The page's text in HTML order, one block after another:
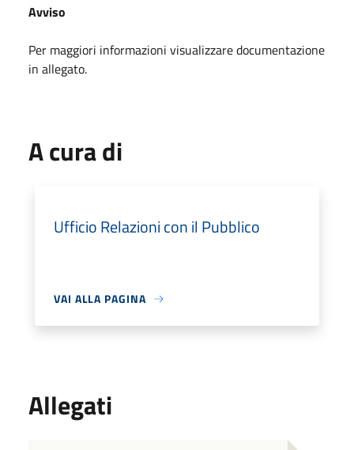
Avviso
Per maggiori informazioni visualizzare documentazione
in allegato.
A cura di
Ufficio Relazioni con il Pubblico
VAI ALLA PAGINA
Allegati